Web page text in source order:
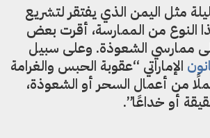
مثل اليمن الذي يفتقر لتشريع
النوع من الممارسة، أقرت بعض
ممارسي الشعوذة. وعلى سبيل
الإماراتي “عقوبة الحبس والغرامة
من أعمال السحر أو الشعوذة،
أو خداعًا”.